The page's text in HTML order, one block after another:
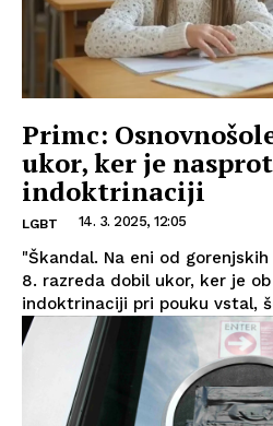
Primc:
ukor, ker je
indoktrinaciji
LGBT 14. 3. 2025, 12:05
"Škandal. Na eni od
8. razreda dobil ukor, ker je ob
indoktrinaciji pri pouku vstal,